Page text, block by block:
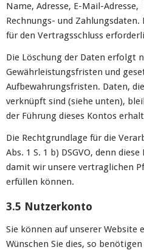
Name, Adresse, E-Mail-
Rechnungs- und
für den Vertragsschluss
Die Löschung der Daten erfolgt
Gewährleistungsfristen und
Aufbewahrungsfristen. Daten,
verknüpft sind (siehe unten),
der Führung dieses Kontos
Die Rechtgrundlage für die
Abs. 1 S. 1 b) DSGVO, denn
damit wir unsere vertraglichen
erfüllen können.
3.5 Nutzerkonto
Sie können auf unserer Website
Wünschen Sie dies, so